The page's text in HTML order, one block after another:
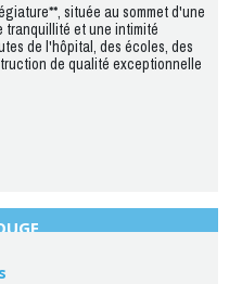
située au sommet d'une
tranquillité et une intimité
de l'hôpital, des écoles, des
de qualité exceptionnelle